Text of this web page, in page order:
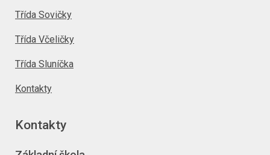
Třída Sovičky
Třída Včeličky
Třída Sluníčka
Kontakty
Kontakty